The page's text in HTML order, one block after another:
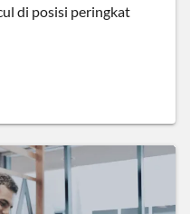
di posisi peringkat